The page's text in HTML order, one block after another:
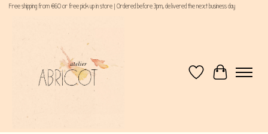
Free shipping from €60 or free pick up in store | Ordered before 3pm, delivered the next business day
VerlanglijstWinkelwagen